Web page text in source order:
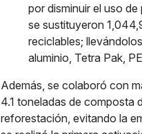
por disminuir el uso
se sustituyeron
reciclables;
aluminio, Tetra Pak,
Además, se colaboró con
4.1 toneladas de composta
reforestación, evitando la